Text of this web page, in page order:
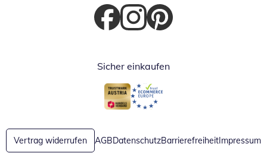
Öffnet in neuem Fenster
Öffnet in neuem Fenster
Öffnet in neuem Fenster
Sicher einkaufen
Öffnet in neuem Fenster
Öffnet in neuem Fenster
Vertrag widerrufen AGBDatenschutzBarrierefreiheitImpressum